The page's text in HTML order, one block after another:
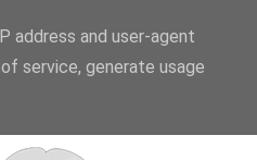
address and user-agent
service, generate usage